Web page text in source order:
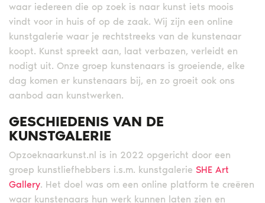
waar iedereen die op zoek is naar kunst iets moois
vindt voor in huis of op de zaak. Wij zijn een online
kunstgalerie waar je rechtstreeks van de kunstenaar
koopt. Kunst spreekt aan, laat verbazen, verleidt en
nodigt uit. Onze groep kunstenaars is groeiende, elke
dag komen er kunstenaars bij, en zo groeit ook ons
aanbod aan kunstwerken.
GESCHIEDENIS VAN DE
KUNSTGALERIE
Opzoeknaarkunst.nl is in 2022 opgericht door een
groep kunstliefhebbers i.s.m. kunstgalerie SHE Art
Gallery. Het doel was om een online platform te creëren
waar kunstenaars hun werk kunnen laten zien en